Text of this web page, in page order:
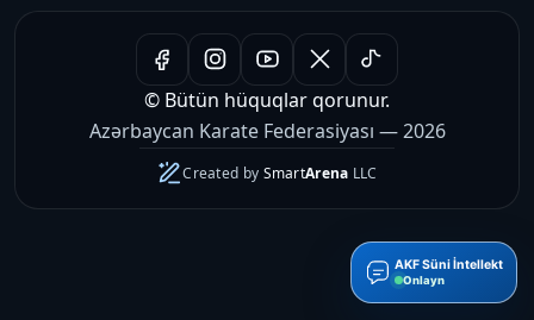
© Bütün hüquqlar qorunur.
Azərbaycan Karate Federasiyası — 2026
Created by SmartArena LLC
AKF Süni İntellekt
Onlayn